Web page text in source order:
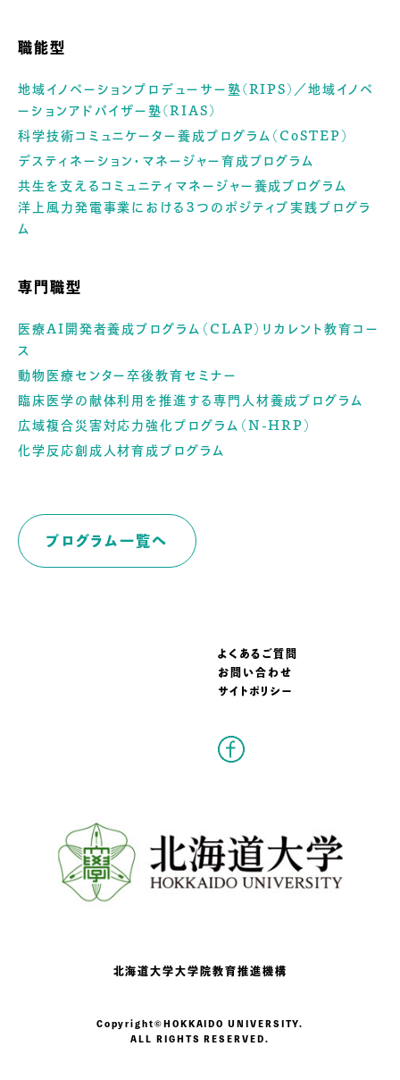
職能型
地域イノベーションプロデューサー塾(RIPS)／地域イノベ
ーションアドバイザー塾(RIAS)
科学技術コミュニケーター養成プログラム（CoSTEP）
デスティネーション・マネージャー育成プログラム
共生を支えるコミュニティマネージャー養成プログラム
洋上風力発電事業における３つのポジティブ実践プログラ
ム
専門職型
医療AI開発者養成プログラム（CLAP）リカレント教育コー
ス
動物医療センター卒後教育セミナー
臨床医学の献体利用を推進する専門人材養成プログラム
広域複合災害対応力強化プログラム（N-HRP）
化学反応創成人材育成プログラム
プログラム一覧へ
よくあるご質問
お問い合わせ
サイトポリシー
北海道大学大学院教育推進機構
Copyright©HOKKAIDO UNIVERSITY.
ALL RIGHTS RESERVED.